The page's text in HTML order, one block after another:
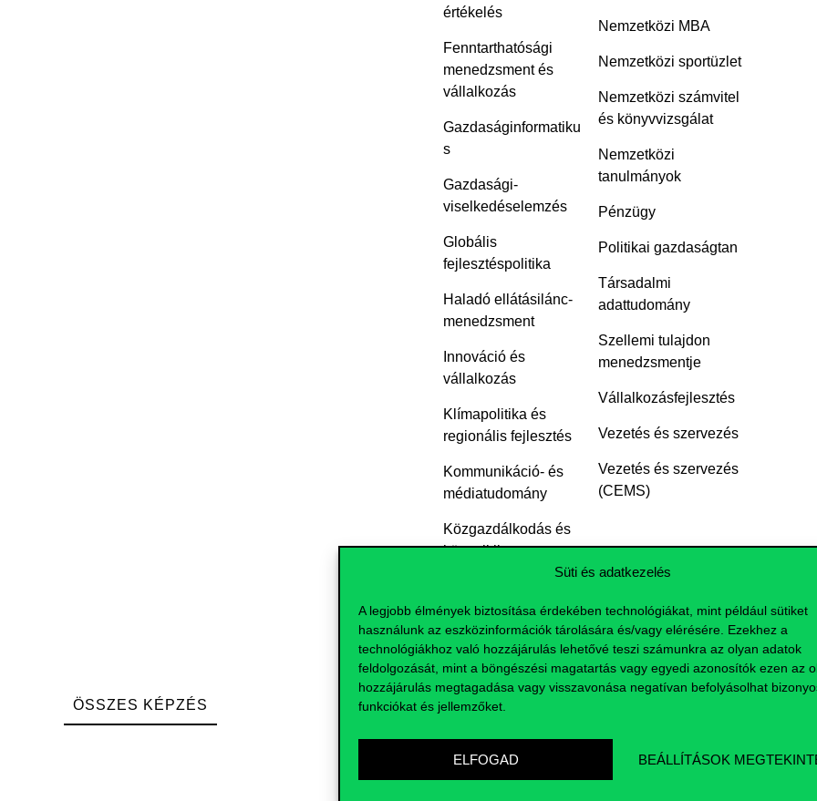
Süti és adatkezelés
A legjobb élmények biztosítása érdekében technológiákat, mint például sütiket
használunk az eszközinformációk tárolására és/vagy elérésére. Ezekhez a
technológiákhoz való hozzájárulás lehetővé teszi számunkra az olyan adatok
feldolgozását, mint a böngészési magatartás vagy egyedi azonosítók ezen az
hozzájárulás megtagadása vagy visszavonása negatívan befolyásolhat
funkciókat és jellemzőket.
ELFOGAD BEÁLLÍTÁSOK
értékelés
Fenntarthatósági
menedzsment és
vállalkozás
Gazdaságinformatiku
s
Gazdasági-
viselkedéselemzés
Globális
fejlesztéspolitika
Haladó ellátásilánc-
menedzsment
Innováció és
vállalkozás
Klímapolitika és
regionális fejlesztés
Kommunikáció- és
médiatudomány
Közgazdálkodás és
közpolitika
elemző
Nemzetközi MBA
Nemzetközi sportüzlet
Nemzetközi számvitel
és könyvvizsgálat
Nemzetközi
tanulmányok
Pénzügy
Politikai gazdaságtan
Társadalmi
adattudomány
Szellemi tulajdon
menedzsmentje
Vállalkozásfejlesztés
Vezetés és szervezés
Vezetés és szervezés
(CEMS)
ÖSSZES KÉPZÉS